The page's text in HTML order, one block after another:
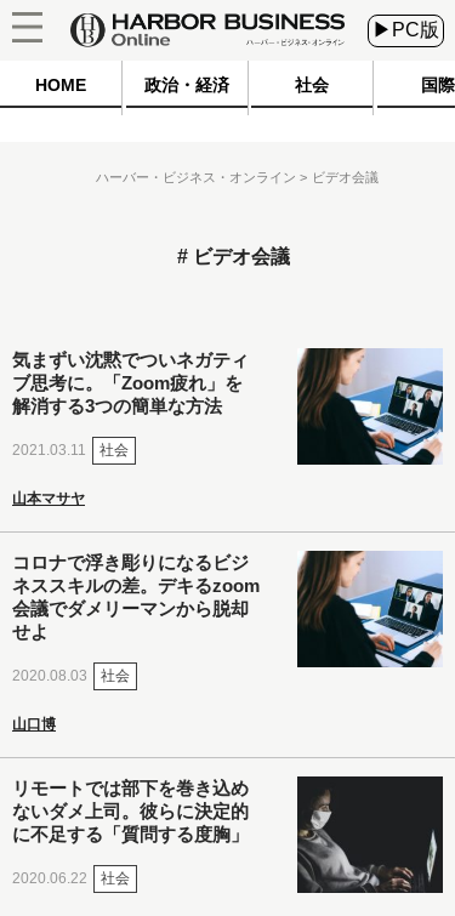
▶PC版
HOME 政治・経済 社会 国際
ハーバー・ビジネス・オンライン ビデオ会議
ビデオ会議
気まずい沈黙でついネガティ
ブ思考に。「Zoom疲れ」を
解消する3つの簡単な方法
2021.03.11 社会
山本マサヤ
コロナで浮き彫りになるビジ
ネススキルの差。デキるzoom
会議でダメリーマンから脱却
せよ
2020.08.03 社会
山口博
リモートでは部下を巻き込め
ないダメ上司。彼らに決定的
に不足する「質問する度胸」
2020.06.22 社会